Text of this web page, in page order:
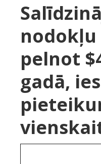
nodokļu
pelnot
gadā,